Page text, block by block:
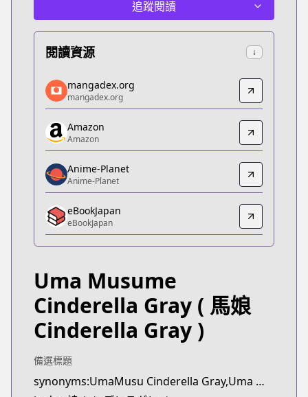
追蹤閱讀
閱讀資源 ↓
mangadex.org
mangadex.org
https://mangadex.org/title/a9dd451c-3c45-4d66-
Amazon
Amazon
https://www.amazon.co.jp/dp/B08Y8DYKS4
Anime-Planet
Anime-Planet
https://www.anime-planet.com/manga/uma-
eBookJapan
eBookJapan
Official Raw
Official Raw
https://ynjn.jp/app/title?tid=1180
Kitsu
https://kitsu.app/manga/63156
CDJapan
CDJapan
mangadex.org
mangadex.org
Amazon
Amazon
Anime-Planet
Anime-Planet
eBookJapan
eBookJapan
Uma Musume
Cinderella Gray ( 馬娘
Cinderella Gray )
備選標題
synonyms:UmaMusu Cinderella Gray,Uma Musume Cinderella Gray Gaiden: The Mermaid Left Behind